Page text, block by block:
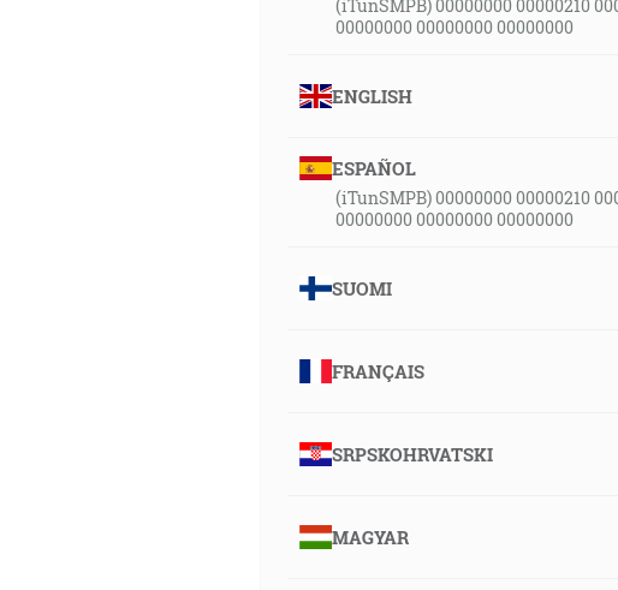
(iTunSMPB) 00000000 00000210
00000000 00000000 00000000
ENGLISH
ESPAÑOL
(iTunSMPB) 00000000 00000210
00000000 00000000 00000000
SUOMI
FRANÇAIS
SRPSKOHRVATSKI
MAGYAR